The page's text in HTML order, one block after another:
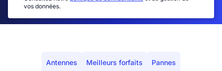
vos données.
Antennes Meilleurs forfaits Pannes